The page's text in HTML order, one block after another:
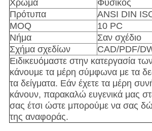
Χρώμα
Φυσικός
Πρότυπα
ANSI DIN
MOQ
10 PC
Νήμα
Σαν σχέδιο
Σχήμα σχεδίων
CAD/PDF/
Ειδικευόμαστε στην κατεργασία
κάνουμε τα μέρη σύμφωνα με τα
τα δείγματα. Εάν έχετε τα μέρη
κάνουν, παρακαλώ ευγενικά μας
σας έτσι ώστε μπορούμε να σας
της αναφοράς.